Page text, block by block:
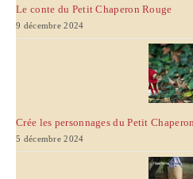
Le conte du Petit Chaperon Rouge
9 décembre 2024
Crée les personnages du Petit
5 décembre 2024